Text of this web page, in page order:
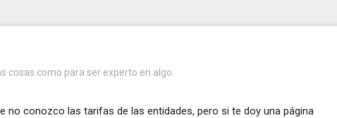
cosas como para ser experto en algo
no conozco las tarifas de las entidades, pero si te doy una página